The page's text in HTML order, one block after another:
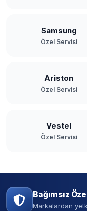
Samsung
Özel Servisi
Ariston
Özel Servisi
Vestel
Özel Servisi
Bağımsız
Markalardan